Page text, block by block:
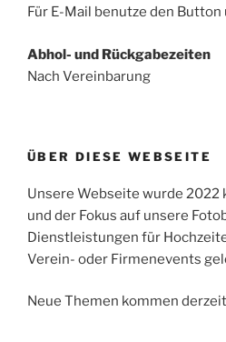
Für E-Mail benutze den Button
Abhol- und Rückgabezeiten
Nach Vereinbarung
ÜBER DIESE WEBSEITE
Unsere Webseite wurde
und der Fokus auf unsere
Dienstleistungen für
Verein- oder Firmenevents
Neue Themen kommen